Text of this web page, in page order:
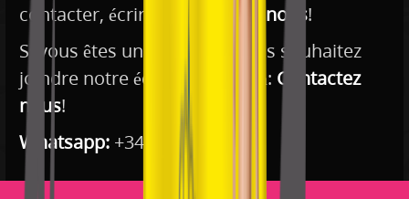
contacter, écrire à:
Contactez nous!
Si vous êtes un modèle et vous souhaitez
joindre notre équipe, écrivez à: Contactez
nous!
Whatsapp: +34 611 568 935